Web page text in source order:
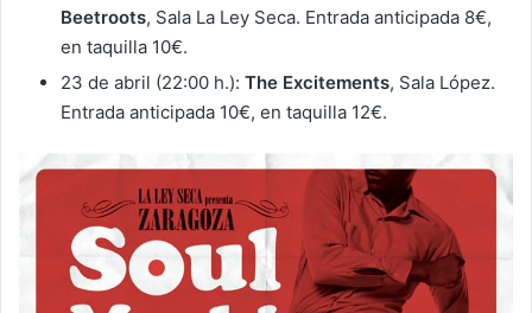
Beetroots, Sala La Ley Seca. Entrada anticipada 8€,
en taquilla 10€.
23 de abril (22:00 h.): The Excitements, Sala López.
Entrada anticipada 10€, en taquilla 12€.